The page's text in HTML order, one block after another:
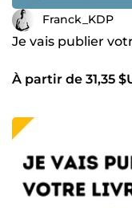
Franck_KDP
Je vais publier
À partir de 31,35